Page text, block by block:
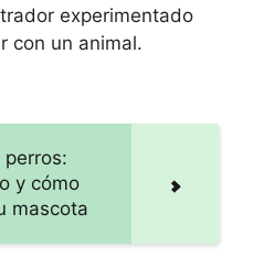
experimentado
con un animal.
perros:
y cómo
mascota